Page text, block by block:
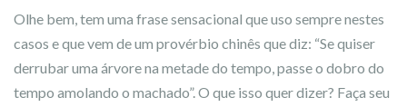
Olhe bem, tem uma frase sensacional que uso sempre nestes
casos e que vem de um provérbio chinês que diz: “Se quiser
derrubar uma árvore na metade do tempo, passe o dobro do
tempo amolando o machado”. O que isso quer dizer? Faça seu